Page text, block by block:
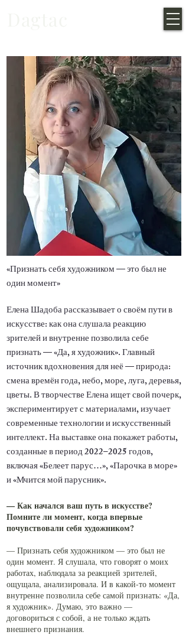
«Признать себя художником — это был не
один момент»
Елена Шадоба рассказывает о своём пути в
искусстве: как она слушала реакцию
зрителей и внутренне позволила себе
признать — «Да, я художник». Главный
источник вдохновения для неё — природа:
смена времён года, небо, море, луга, деревья,
цветы. В творчестве Елена ищет свой почерк,
экспериментирует с материалами, изучает
современные технологии и искусственный
интеллект. На выставке она покажет работы,
созданные в период 2022–2025 годов,
включая «Белеет парус…», «Парочка в море»
и «Мчится мой парусник».
— Как начался ваш путь в искусстве?
Помните ли момент, когда впервые
почувствовали себя художником?
— Признать себя художником — это был не
один момент. Я слушала, что говорят о моих
работах, наблюдала за реакцией зрителей,
ощущала, анализировала. И в какой-то момент
внутренне позволила себе самой признать: «Да,
я художник». Думаю, это важно —
договориться с собой, а не только ждать
внешнего признания.